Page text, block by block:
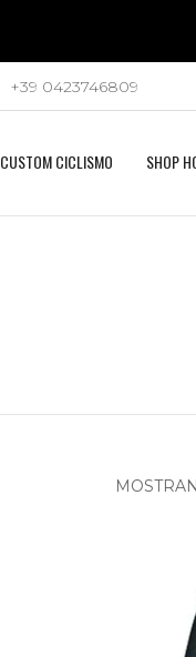
+39 0423746809
CUSTOM CICLISMO SHOP